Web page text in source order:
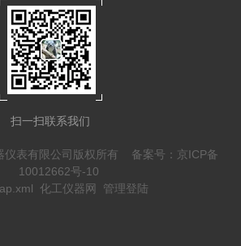
扫一扫联系我们
仪表有限公司版权所有 备案号：京ICP备
10012662号-10
化工仪器网 管理登陆